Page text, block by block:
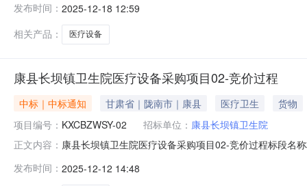
02KXCBZWSY-02货物类290000.0甘肃泽腾医疗器械有
发布时间： 2025-12-18 12:59
相关产品：
医疗设备
康县长坝镇卫生院医疗设备采购项目02-竞价过程
中标｜中标通知 甘肃省｜陇南市｜康县 医疗卫生
货物
项目编号： KXCBZWSY-02 招标单位： 康县长坝镇卫生院
正文内容： 康县长坝镇卫生院医疗设备采购项目02-竞价过程标段名
发布时间： 2025-12-12 14:48